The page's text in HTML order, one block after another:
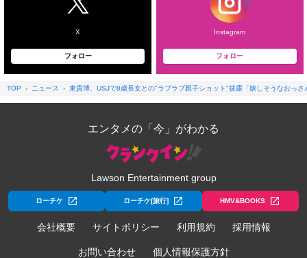
X
フォロー
Instagram
フォロー
TOP ニュース 東貴博、USJで8歳長女との"ラブラブ親子ショット"披露「嬉しそうなおっさ
エンタメの「今」がわかる
Lawson Entertainment group
ローチケ ローチケ[旅行] HMV&BOOKS
会社概要 サイトポリシー 利用規約 採用情報
お問い合わせ 個人情報保護方針